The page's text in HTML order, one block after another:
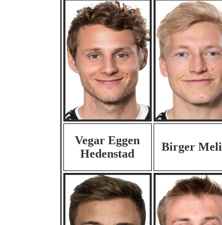
Vegar Eggen
Hedenstad
Birger